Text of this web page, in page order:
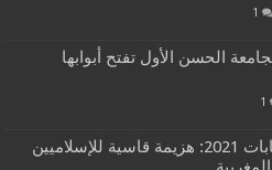
1
الحسن الأول تفتح أبوابها
1
قراءة في انتخابات 2021: هزيمة قاسية للإسلاميين